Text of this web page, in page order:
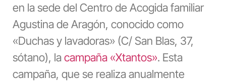
en la sede del Centro de Acogida familiar
Agustina de Aragón, conocido como
«Duchas y lavadoras» (C/ San Blas, 37,
sótano), lacampaña «Xtantos». Esta
campaña, que se realiza anualmente